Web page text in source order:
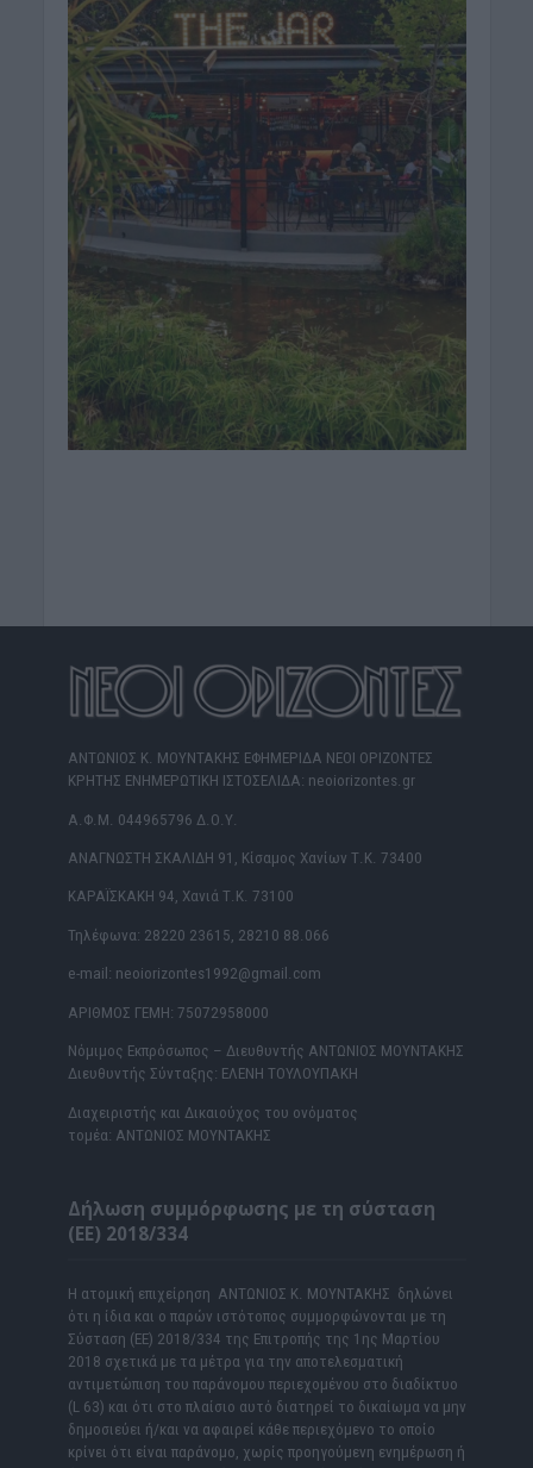
ΑΝΤΩΝΙΟΣ Κ. ΜΟΥΝΤΑΚΗΣ ΕΦΗΜΕΡΙΔΑ ΝΕΟΙ ΟΡΙΖΟΝΤΕΣ
ΚΡΗΤΗΣ ΕΝΗΜΕΡΩΤΙΚΗ ΙΣΤΟΣΕΛΙΔΑ: neoiorizontes.gr
Α.Φ.Μ. 044965796 Δ.Ο.Υ.
ΑΝΑΓΝΩΣΤΗ ΣΚΑΛΙΔΗ 91, Κίσαμος Χανίων Τ.Κ. 73400
ΚΑΡΑΪΣΚΑΚΗ 94, Χανιά Τ.Κ. 73100
Τηλέφωνα: 28220 23615, 28210 88.066
e-mail: neoiorizontes1992@gmail.com
ΑΡΙΘΜΟΣ ΓΕΜΗ: 75072958000
Νόμιμος Εκπρόσωπος – Διευθυντής ΑΝΤΩΝΙΟΣ ΜΟΥΝΤΑΚΗΣ
Διευθυντής Σύνταξης: ΕΛΕΝΗ ΤΟΥΛΟΥΠΑΚΗ
Διαχειριστής και Δικαιούχος του ονόματος
τομέα: ΑΝΤΩΝΙΟΣ ΜΟΥΝΤΑΚΗΣ
Δήλωση συμμόρφωσης με τη σύσταση
(ΕΕ) 2018/334
Η ατομική επιχείρηση ΑΝΤΩΝΙΟΣ Κ. ΜΟΥΝΤΑΚΗΣ δηλώνει
ότι η ίδια και ο παρών ιστότοπος συμμορφώνονται με τη
Σύσταση (ΕΕ) 2018/334 της Επιτροπής της 1ης Μαρτίου
2018 σχετικά με τα μέτρα για την αποτελεσματική
αντιμετώπιση του παράνομου περιεχομένου στο διαδίκτυο
(L 63) και ότι στο πλαίσιο αυτό διατηρεί το δικαίωμα να μην
δημοσιεύει ή/και να αφαιρεί κάθε περιεχόμενο το οποίο
κρίνει ότι είναι παράνομο, χωρίς προηγούμενη ενημέρωση ή